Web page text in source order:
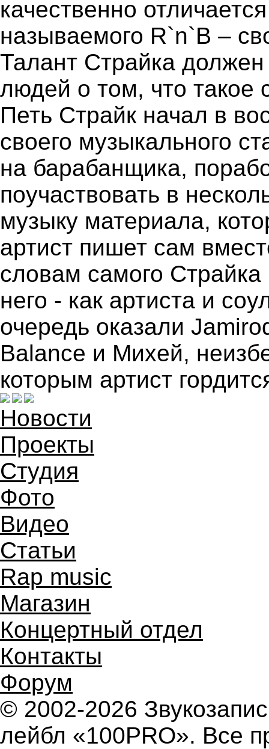
качественно
называемого R`n`B –
Талант Страйка
людей о том, что такое
Петь Страйк начал в
своего музыкального
на барабанщика,
поучаствовать в
музыку материала,
артист пишет сам
словам самого
него - как артиста и
очередь оказали
Balance и Михей,
которым артист
Новости
Проекты
Студия
Фото
Видео
Статьи
Rap music
Магазин
Концертный отдел
Контакты
Форум
© 2002-2026
лейбл «100PRO». Все